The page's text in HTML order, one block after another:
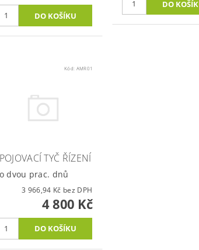
Kód: AMR01
TYČ ŘÍZENÍ
dvou prac. dnů
3 966,94 Kč bez DPH
4 800 Kč